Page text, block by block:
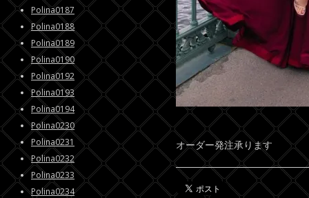
オーダー発注承ります
Polina0187
Polina0188
Polina0189
Polina0190
Polina0192
Polina0193
Polina0194
Polina0230
Polina0231
Polina0232
Polina0233
Polina0234